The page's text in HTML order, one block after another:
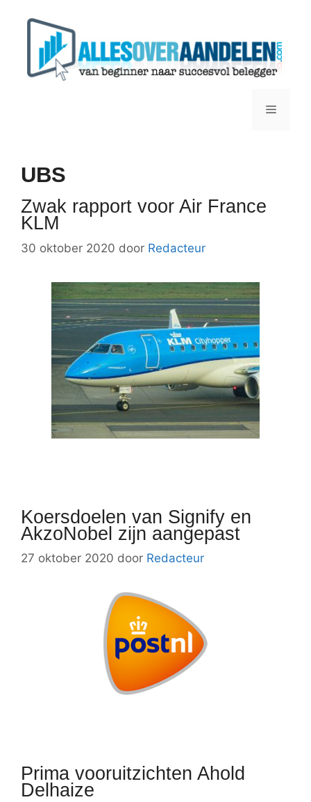
Menu
UBS
Zwak rapport voor Air France
KLM
30 oktober 2020 door Redacteur
Koersdoelen van Signify en
AkzoNobel zijn aangepast
27 oktober 2020 door Redacteur
Prima vooruitzichten Ahold
Delhaize